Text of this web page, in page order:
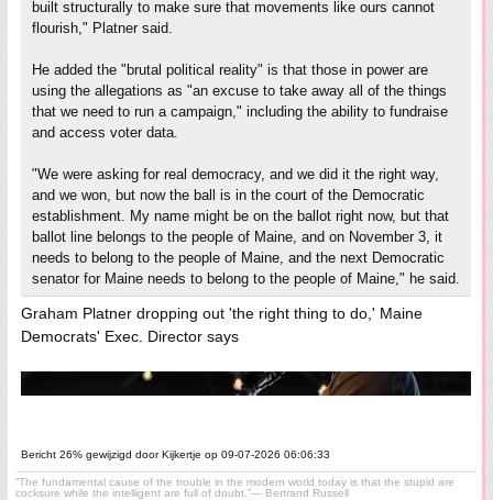
built structurally to make sure that movements like ours cannot
flourish," Platner said.
He added the "brutal political reality" is that those in power are
using the allegations as "an excuse to take away all of the things
that we need to run a campaign," including the ability to fundraise
and access voter data.
"We were asking for real democracy, and we did it the right way,
and we won, but now the ball is in the court of the Democratic
establishment. My name might be on the ballot right now, but that
ballot line belongs to the people of Maine, and on November 3, it
needs to belong to the people of Maine, and the next Democratic
senator for Maine needs to belong to the people of Maine," he said.
Graham Platner dropping out 'the right thing to do,' Maine
Democrats' Exec. Director says
Bericht 26% gewijzigd door Kijkertje op 09-07-2026 06:06:33
“The fundamental cause of the trouble in the modern world today is that the stupid are
cocksure while the intelligent are full of doubt.”— Bertrand Russell